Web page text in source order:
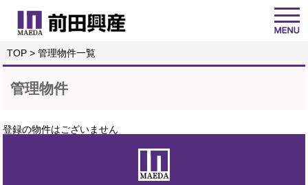
TOP > 管理物件一覧
管理物件
登録の物件はございません